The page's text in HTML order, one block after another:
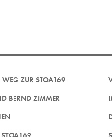
WEG ZUR STOA169
BERND ZIMMER